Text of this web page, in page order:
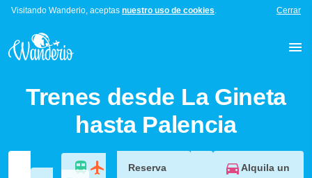
Visitando Wanderio, aceptas nuestro uso de cookies. Cerrar
Trenes desde La Gineta
hasta Palencia
Reserva
Alquila un